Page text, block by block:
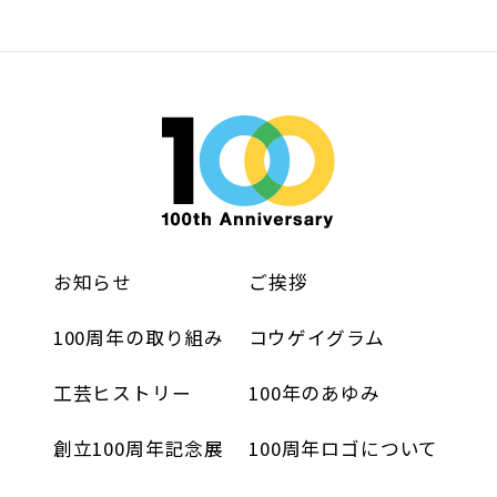
お知らせ ご挨拶
100周年の取り組み コウゲイグラム
工芸ヒストリー 100年のあゆみ
創立100周年記念展 100周年ロゴについて